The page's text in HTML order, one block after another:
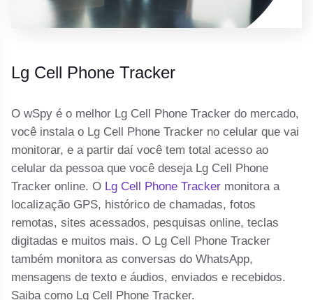
Lg Cell Phone Tracker
O wSpy é o melhor Lg Cell Phone Tracker do mercado,
você instala o Lg Cell Phone Tracker no celular que vai
monitorar, e a partir daí você tem total acesso ao
celular da pessoa que você deseja Lg Cell Phone
Tracker online. O Lg Cell Phone Tracker monitora a
localização GPS, histórico de chamadas, fotos
remotas, sites acessados, pesquisas online, teclas
digitadas e muitos mais. O Lg Cell Phone Tracker
também monitora as conversas do WhatsApp,
mensagens de texto e áudios, enviados e recebidos.
Saiba como Lg Cell Phone Tracker.